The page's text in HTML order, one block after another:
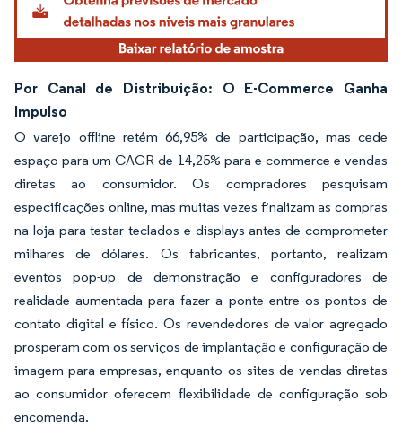
Por Canal de Distribuição: O E-Commerce Ganha
Impulso
O varejo offline retém 66,95% de participação, mas cede
espaço para um CAGR de 14,25% para e-commerce e vendas
diretas ao consumidor. Os compradores pesquisam
especificações online, mas muitas vezes finalizam as compras
na loja para testar teclados e displays antes de comprometer
milhares de dólares. Os fabricantes, portanto, realizam
eventos pop-up de demonstração e configuradores de
realidade aumentada para fazer a ponte entre os pontos de
contato digital e físico. Os revendedores de valor agregado
prosperam com os serviços de implantação e configuração de
imagem para empresas, enquanto os sites de vendas diretas
ao consumidor oferecem flexibilidade de configuração sob
encomenda.